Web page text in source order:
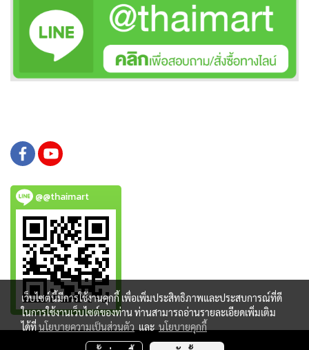
@@thaimart
Copy right by www.thaimartonline.com
เว็บไซต์นี้มีการใช้งานคุกกี้ เพื่อเพิ่มประสิทธิภาพและประสบการณ์ที่ดี
ในการใช้งานเว็บไซต์ของท่าน ท่านสามารถอ่านรายละเอียดเพิ่มเติม
ได้ที่นโยบายความเป็นส่วนตัว และ นโยบายคุกกี้